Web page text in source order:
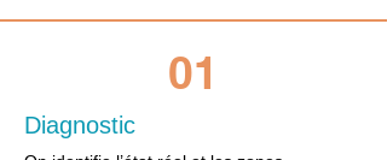
01
Diagnostic